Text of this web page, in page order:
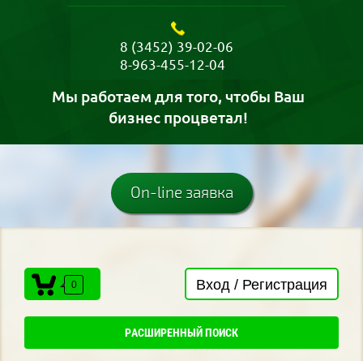
Мы работаем для того, чтобы Ваш
бизнес процветал!
8 (3452) 39-02-06
8-963-455-12-04
On-line заявка
0 Вход / Регистрация
РАСШИРЕННЫЙ ПОИСК